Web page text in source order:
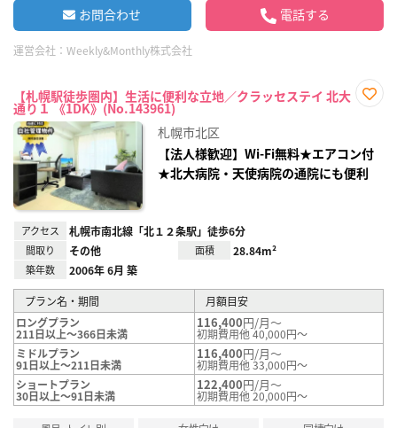
お問合わせ 電話する
運営会社： Weekly&Monthly株式会社
【札幌駅徒歩圏内】生活に便利な立地／クラッセステイ 北大
通り１ 《1DK》(No.143961)
録
札幌市北区
【法人様歓迎】Wi-Fi無料★エアコン付
★北大病院・天使病院の通院にも便利
アクセス 札幌市南北線「北１２条駅」徒歩6分
間取り その他 面積 28.84m²
築年数 2006年 6月 築
プラン名・期間
月額目安
ロングプラン
211日以上～366日未満
116,400円/月～
初期費用他 40,000円～
ミドルプラン
91日以上～211日未満
116,400円/月～
初期費用他 33,000円～
ショートプラン
30日以上～91日未満
122,400円/月～
初期費用他 20,000円～